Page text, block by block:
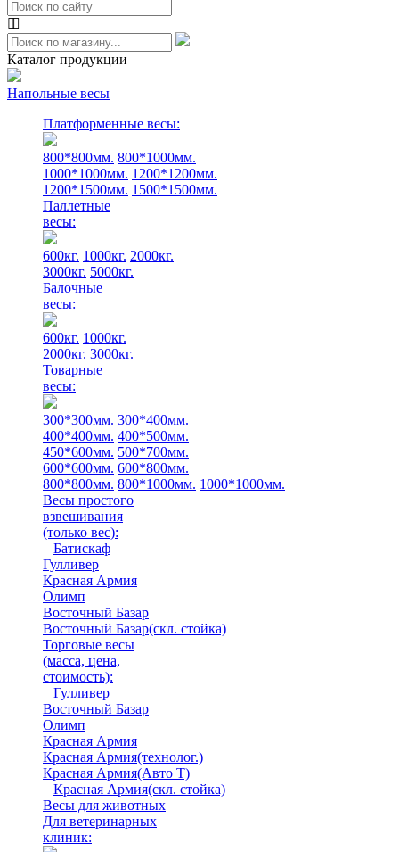
Каталог продукции
Напольные весы
Платформенные весы:
800*800мм. 800*1000мм.
1000*1000мм. 1200*1200мм.
1200*1500мм. 1500*1500мм.
Паллетные
весы:
600кг. 1000кг. 2000кг.
3000кг. 5000кг.
Балочные
весы:
600кг. 1000кг.
2000кг. 3000кг.
Товарные
весы:
300*300мм. 300*400мм.
400*400мм. 400*500мм.
450*600мм. 500*700мм.
600*600мм. 600*800мм.
800*800мм. 800*1000мм. 1000*1000мм.
Весы простого
взвешивания
(только вес):
Батискаф
Гулливер
Красная Армия
Олимп
Восточный Базар
Восточный Базар(скл. стойка)
Торговые весы
(масса, цена,
стоимость):
Гулливер
Восточный Базар
Олимп
Красная Армия
Красная Армия(технолог.)
Красная Армия(Авто Т)
Красная Армия(скл. стойка)
Весы для животных
Для ветеринарных
клиник: